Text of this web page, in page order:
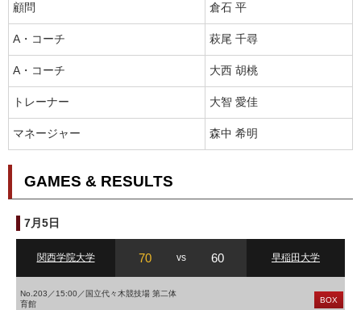
顧問 倉石 平
A・コーチ 萩尾 千尋
A・コーチ 大西 胡桃
トレーナー 大智 愛佳
マネージャー 森中 希明
GAMES & RESULTS
7月5日
関西学院大学 70 vs 60 早稲田大学
No.203／15:00／国立代々木競技場 第二体
育館
BOX